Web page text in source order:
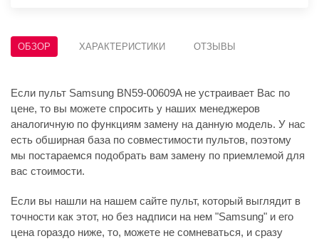
ОБЗОР ХАРАКТЕРИСТИКИ ОТЗЫВЫ
Если пульт Samsung BN59-00609A не устраивает Вас по
цене, то вы можете спросить у наших менеджеров
аналогичную по функциям замену на данную модель. У нас
есть обширная база по совместимости пультов, поэтому
мы постараемся подобрать вам замену по приемлемой для
вас стоимости.
Если вы нашли на нашем сайте пульт, который выглядит в
точности как этот, но без надписи на нем "Samsung" и его
цена гораздо ниже, то, можете не сомневаться, и сразу